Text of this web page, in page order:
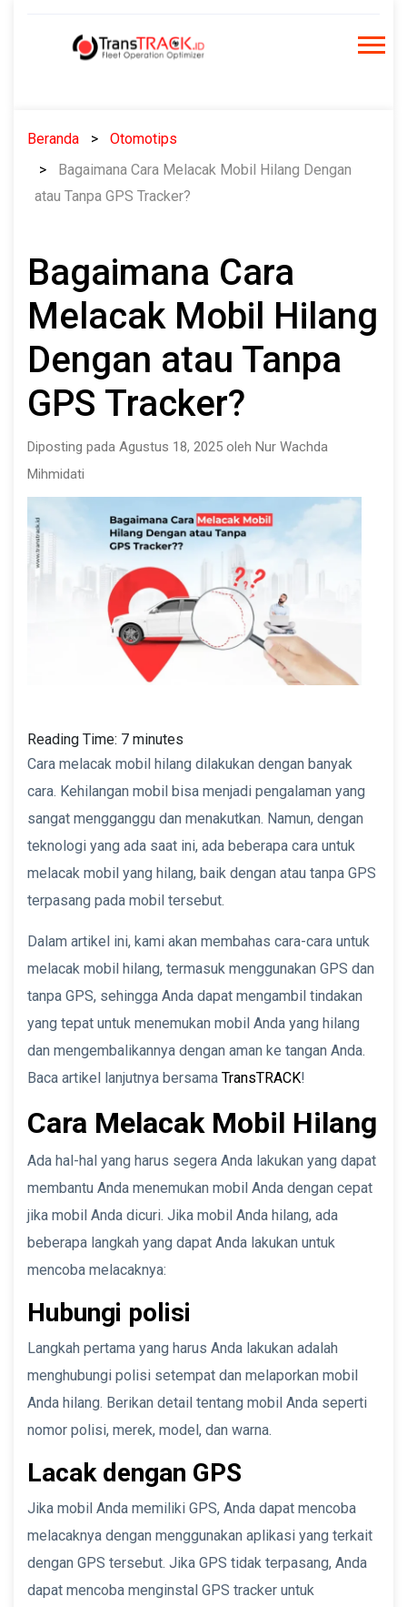
Beranda
Otomotips
Bagaimana Cara Melacak Mobil Hilang Dengan
atau Tanpa GPS Tracker?
Bagaimana Cara
Melacak Mobil Hilang
Dengan atau Tanpa
GPS Tracker?
Diposting pada Agustus 18, 2025 oleh Nur Wachda
Mihmidati
Reading Time: 7 minutes
Cara melacak mobil hilang dilakukan dengan banyak
cara. Kehilangan mobil bisa menjadi pengalaman yang
sangat mengganggu dan menakutkan. Namun, dengan
teknologi yang ada saat ini, ada beberapa cara untuk
melacak mobil yang hilang, baik dengan atau tanpa GPS
terpasang pada mobil tersebut.
Dalam artikel ini, kami akan membahas cara-cara untuk
melacak mobil hilang, termasuk menggunakan GPS dan
tanpa GPS, sehingga Anda dapat mengambil tindakan
yang tepat untuk menemukan mobil Anda yang hilang
dan mengembalikannya dengan aman ke tangan Anda.
Baca artikel lanjutnya bersama TransTRACK!
Cara Melacak Mobil Hilang
Ada hal-hal yang harus segera Anda lakukan yang dapat
membantu Anda menemukan mobil Anda dengan cepat
jika mobil Anda dicuri. Jika mobil Anda hilang, ada
beberapa langkah yang dapat Anda lakukan untuk
mencoba melacaknya:
Hubungi polisi
Langkah pertama yang harus Anda lakukan adalah
menghubungi polisi setempat dan melaporkan mobil
Anda hilang. Berikan detail tentang mobil Anda seperti
nomor polisi, merek, model, dan warna.
Lacak dengan GPS
Jika mobil Anda memiliki GPS, Anda dapat mencoba
melacaknya dengan menggunakan aplikasi yang terkait
dengan GPS tersebut. Jika GPS tidak terpasang, Anda
dapat mencoba menginstal GPS tracker untuk